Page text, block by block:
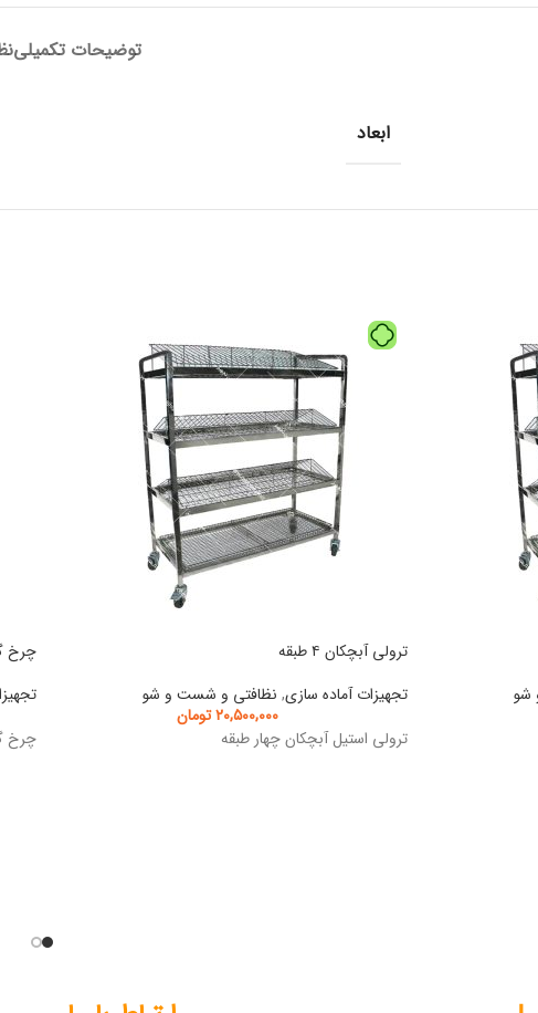
توضیحات تکمیلی
ابعاد
شو
ترولی آبچکان ۴ طبقه
تجهیزات آماده سازی, نظافتی و شست و شو
۲۰,۵۰۰,۰۰۰تومان
ترولی استیل آبچکان چهار طبقه
چرخ گوشت
چرخ